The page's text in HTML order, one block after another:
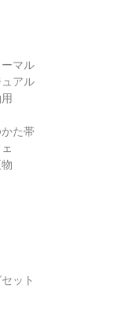
マル
アル
た帯
ット